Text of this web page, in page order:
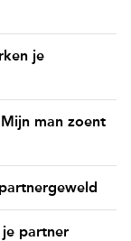
je
man zoent
partner